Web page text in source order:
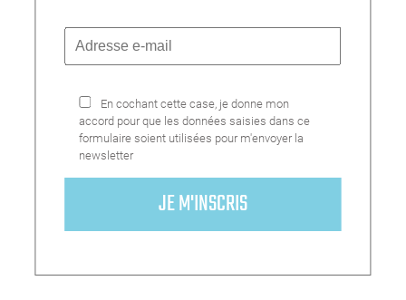
En cochant cette case, je donne mon
accord pour que les données saisies dans ce
formulaire soient utilisées pour m'envoyer la
newsletter